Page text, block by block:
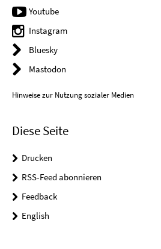
Youtube
Instagram
Bluesky
Mastodon
Hinweise zur Nutzung sozialer Medien
Diese Seite
Drucken
RSS-Feed abonnieren
Feedback
English